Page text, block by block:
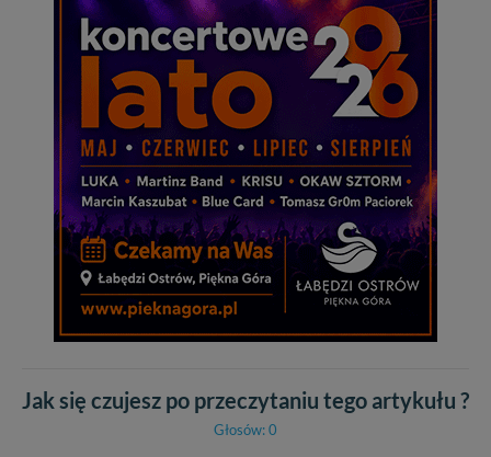
Jak się czujesz po przeczytaniu tego artykułu ?
Głosów: 0